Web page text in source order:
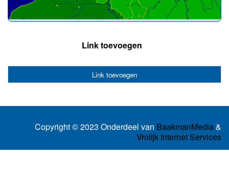
Link toevoegen
Link toevoegen
Copyright © 2023 Onderdeel van BaakmanMedia&
Vrolijk Internet Services